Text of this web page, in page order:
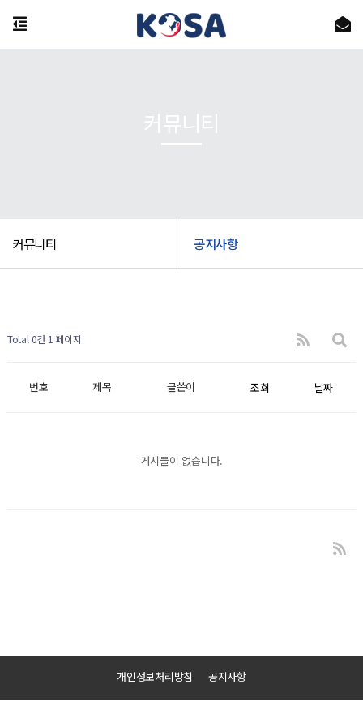
커뮤니티 공지사항
Total 0건 1 페이지
번호 제목 글쓴이 조회 날짜
게시물이 없습니다.
개인정보처리방침 공지사항